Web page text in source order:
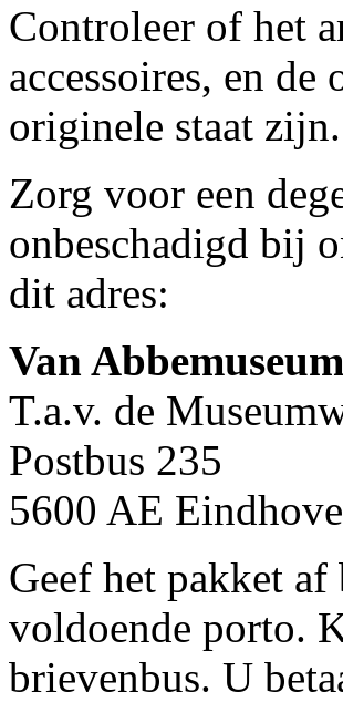
Controleer of het
accessoires, en
originele staat zijn.
Zorg voor een
onbeschadigd bij
dit adres:
Van Abbemuseum
T.a.v. de
Postbus 235
5600 AE
Geef het pakket
voldoende porto.
brievenbus. U